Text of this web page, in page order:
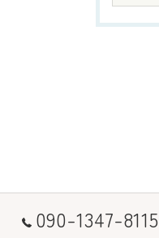
090-1347-8115